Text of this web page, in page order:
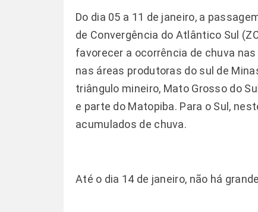
Do dia 05 a 11 de janeiro, a
de Convergência do Atlântico Sul
favorecer a ocorrência de chuva
nas áreas produtoras do sul de
triângulo mineiro, Mato Grosso do
e parte do Matopiba. Para o Sul,
acumulados de chuva.
Até o dia 14 de janeiro, não há